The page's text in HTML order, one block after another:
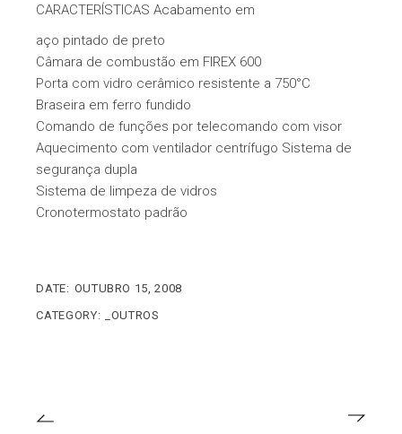
CARACTERÍSTICAS Acabamento em
aço pintado de preto
Câmara de combustão em FIREX 600
Porta com vidro cerâmico resistente a 750°C
Braseira em ferro fundido
Comando de funções por telecomando com visor
Aquecimento com ventilador centrífugo Sistema de
segurança dupla
Sistema de limpeza de vidros
Cronotermostato padrão
DATE: OUTUBRO 15, 2008
CATEGORY:
_OUTROS